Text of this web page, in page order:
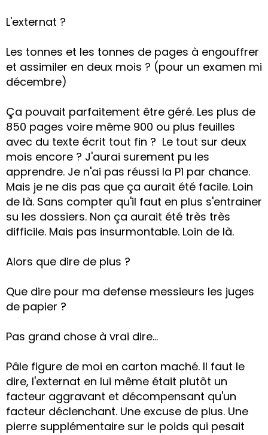
L'externat ?
Les tonnes et les tonnes de pages à engouffrer
et assimiler en deux mois ? (pour un examen mi
décembre)
Ça pouvait parfaitement être géré. Les plus de
850 pages voire même 900 ou plus feuilles
avec du texte écrit tout fin ? Le tout sur deux
mois encore ? J'aurai surement pu les
apprendre. Je n'ai pas réussi la P1 par chance.
Mais je ne dis pas que ça aurait été facile. Loin
de là. Sans compter qu'il faut en plus s'entrainer
su les dossiers. Non ça aurait été très très
difficile. Mais pas insurmontable. Loin de là.
Alors que dire de plus ?
Que dire pour ma defense messieurs les juges
de papier ?
Pas grand chose à vrai dire...
Pâle figure de moi en carton maché. Il faut le
dire, l'externat en lui même était plutôt un
facteur aggravant et décompensant qu'un
facteur déclenchant. Une excuse de plus. Une
pierre supplémentaire sur le poids qui pesait